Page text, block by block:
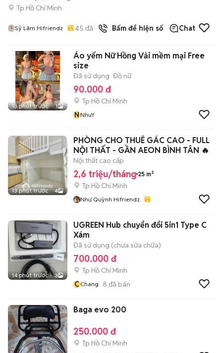
Tp Hồ Chí Minh
Sỹ Lâm Hifriendz 45 đã bán Bấm để hiện số Chat
13 phút trước 1
Áo yếm Nữ Hồng Vải mềm mại Free
size
Đã sử dụng Đồ nữ
90.000 đ
Tp Hồ Chí Minh
NNhuY
13 phút trước 4
PHÒNG CHO THUÊ GÁC CAO - FULL
NỘI THẤT - GẦN AEON BÌNH TÂN 🔥
Nội thất cao cấp
2,6 triệu/tháng 25 m²
Tp Hồ Chí Minh
Như Quỳnh Hifriendz
14 phút trước 3
UGREEN Hub chuyển đổi 5in1 Type C
Xám
Đã sử dụng (chưa sửa chữa)
700.000 đ
Tp Hồ Chí Minh
CChang 8 đã bán
Baga evo 200
250.000 đ
Tp Hồ Chí Minh